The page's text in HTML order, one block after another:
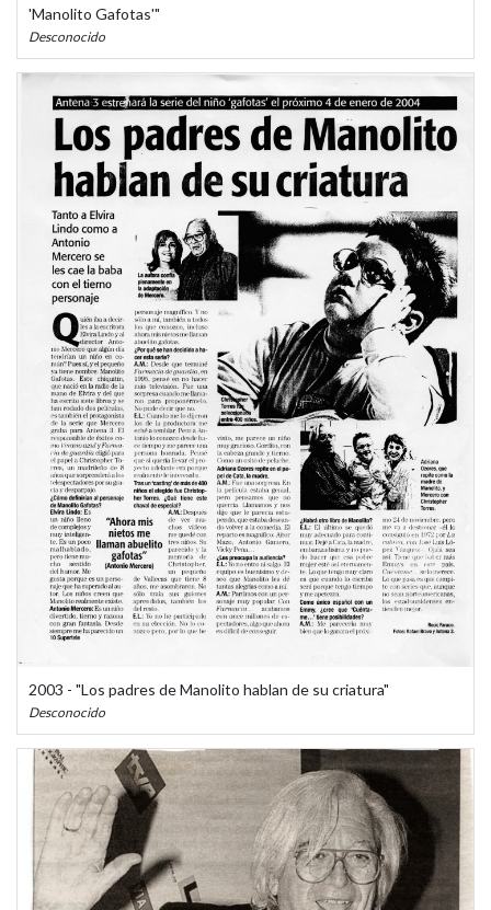
'Manolito Gafotas'"
Desconocido
2003 - "Los padres de Manolito hablan de su criatura"
Desconocido